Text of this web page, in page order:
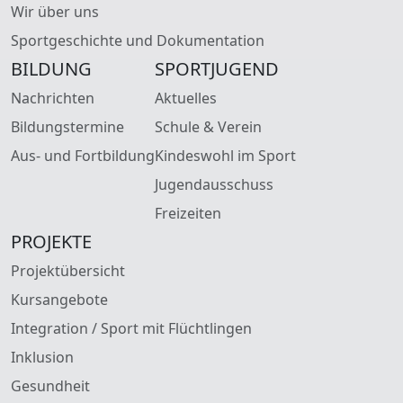
Wir über uns
Sportgeschichte und Dokumentation
BILDUNG
Nachrichten
Bildungstermine
Aus- und Fortbildung
SPORTJUGEND
Aktuelles
Schule & Verein
Kindeswohl im Sport
Jugendausschuss
Freizeiten
PROJEKTE
Projektübersicht
Kursangebote
Integration / Sport mit Flüchtlingen
Inklusion
Gesundheit